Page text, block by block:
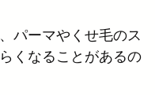
パーマやくせ毛のス
くなることがあるの